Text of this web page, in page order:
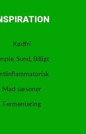
Kødfri
Sund, Billigt
Mad sæsoner
Fermentering